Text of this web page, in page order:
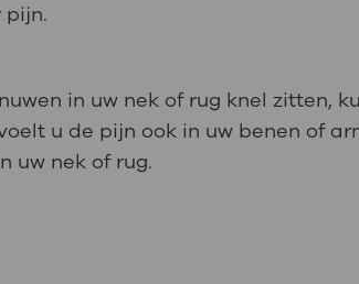
pijn.
in uw nek of rug knel zitten,
u de pijn ook in uw benen of
uw nek of rug.